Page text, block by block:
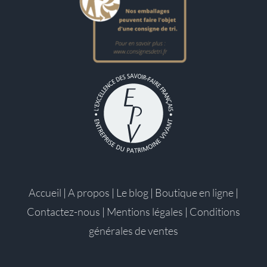
Accueil | A propos | Le blog | Boutique en ligne |
Contactez-nous | Mentions légales | Conditions
générales de ventes